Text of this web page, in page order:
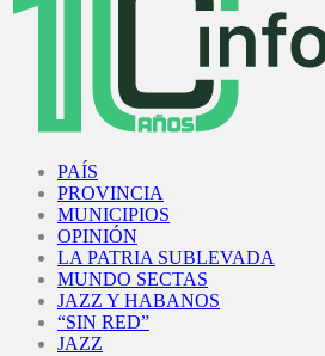
PAÍS
PROVINCIA
MUNICIPIOS
OPINIÓN
LA PATRIA SUBLEVADA
MUNDO SECTAS
JAZZ Y HABANOS
“SIN RED”
JAZZ